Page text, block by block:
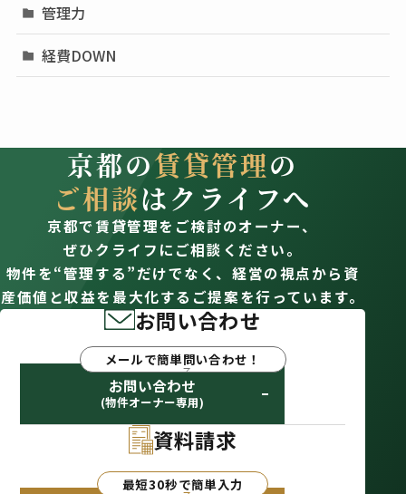
管理力
経費DOWN
京都の賃貸管理の
ご相談はクライフへ
京都で賃貸管理をご検討のオーナー、
ぜひクライフにご相談ください。
物件を“管理する”だけでなく、経営の視点から資
産価値と収益を最大化するご提案を行っています。
お問い合わせ
メールで簡単問い合わせ！
お問い合わせ
(物件オーナー専用)
資料請求
最短30秒で簡単入力